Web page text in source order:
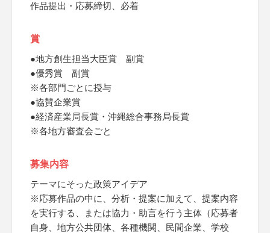
作品提出・応募締切、必着
賞
●地方創生担当大臣賞 副賞
●優秀賞 副賞
※各部門ごとに授与
●協賛企業賞
●経済産業局長賞・沖縄総合事務局長賞
※各地方審査会ごと
募集内容
テーマにそった政策アイデア
※応募作品の中に、分析・提案に加えて、提案内容
を実行する、または協力・助言を行う主体（応募者
自身、地方公共団体、各種機関、民間企業、学校